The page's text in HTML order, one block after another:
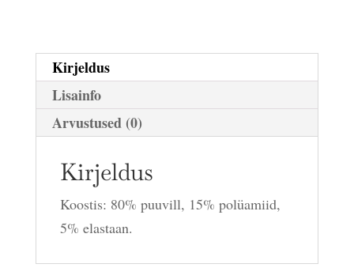
Kirjeldus
Lisainfo
Arvustused (0)
Kirjeldus
Koostis: 80% puuvill, 15% polüamiid,
5% elastaan.